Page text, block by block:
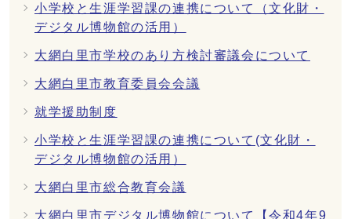
小学校と生涯学習課の連携について（文化財・
デジタル博物館の活用）
大網白里市学校のあり方検討審議会について
大網白里市教育委員会会議
就学援助制度
小学校と生涯学習課の連携について(文化財・
デジタル博物館の活用）
大網白里市総合教育会議
大網白里市デジタル博物館について【令和4年9